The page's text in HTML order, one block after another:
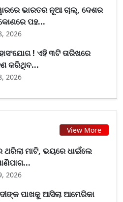
ଭାରତର ନୂଆ ଚାଲ୍, ଦେଶର
ପହ...
2026
! ଏହି ୩ଟି ତାରିଖରେ
କରିଥିବ...
2026
View More
ଥରିଲା ମାଟି, ଭୟରେ ଧାଇଁଲେ
2026
ପାଖକୁ ଆସିଲା ଆମେରିକା